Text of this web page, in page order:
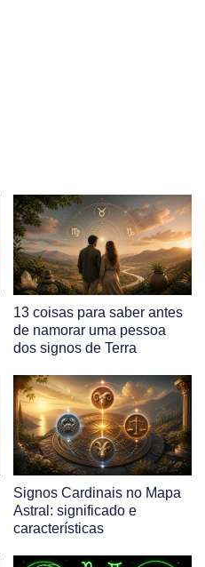
13 coisas para saber antes
de namorar uma pessoa
dos signos de Terra
Signos Cardinais no Mapa
Astral: significado e
características